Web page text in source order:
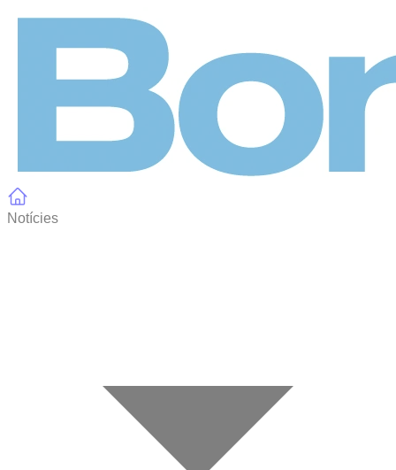
Notícies